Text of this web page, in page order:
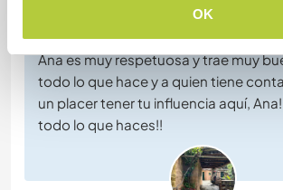
OK
Experience eco
Ana es muy respetuosa y trae muy
todo lo que hace y a quien tiene
un placer tener tu influencia aquí,
todo lo que haces!!